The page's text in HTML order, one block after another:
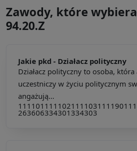
Zawody, które
94.20.Z
Jakie pkd - Działacz polityczny
Działacz polityczny to osoba,
uczestniczy w życiu politycznym
angażują...
111101 111102111103111190
263606334301334303